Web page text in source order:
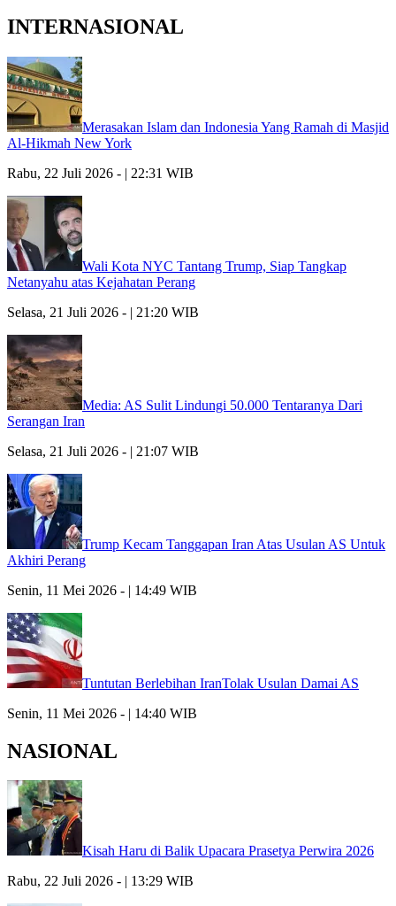
INTERNASIONAL
Merasakan Islam dan Indonesia Yang Ramah di Masjid
Al-Hikmah New York
Rabu, 22 Juli 2026 - | 22:31 WIB
Wali Kota NYC Tantang Trump, Siap Tangkap
Netanyahu atas Kejahatan Perang
Selasa, 21 Juli 2026 - | 21:20 WIB
Media: AS Sulit Lindungi 50.000 Tentaranya Dari
Serangan Iran
Selasa, 21 Juli 2026 - | 21:07 WIB
Trump Kecam Tanggapan Iran Atas Usulan AS Untuk
Akhiri Perang
Senin, 11 Mei 2026 - | 14:49 WIB
Tuntutan Berlebihan IranTolak Usulan Damai AS
Senin, 11 Mei 2026 - | 14:40 WIB
NASIONAL
Kisah Haru di Balik Upacara Prasetya Perwira 2026
Rabu, 22 Juli 2026 - | 13:29 WIB